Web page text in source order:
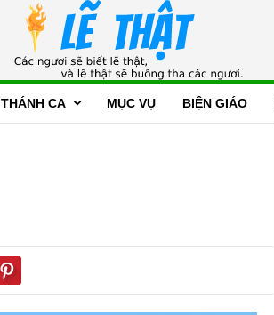
THÁNH CA MỤC VỤ BIỆN GIÁO